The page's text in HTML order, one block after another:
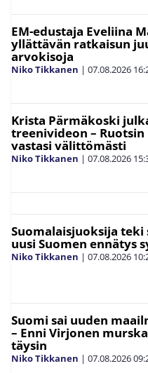
EM-edustaja Eveliina
yllättävän ratkaisun
arvokisoja
Niko Tikkanen | 07.08.2026
Krista Pärmäkoski
treenivideon –
vastasi välittömästi
Niko Tikkanen | 07.08.2026
Suomalaisjuoksija teki
uusi Suomen ennätys
Niko Tikkanen | 07.08.2026
Suomi sai uuden
– Enni Virjonen
täysin
Niko Tikkanen | 07.08.2026